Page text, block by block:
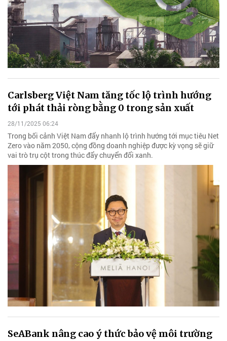
Carlsberg Việt Nam tăng tốc lộ trình hướng
tới phát thải ròng bằng 0 trong sản xuất
28/11/2025 06:24
Trong bối cảnh Việt Nam đẩy nhanh lộ trình hướng tới mục tiêu Net
Zero vào năm 2050, cộng đồng doanh nghiệp được kỳ vọng sẽ giữ
vai trò trụ cột trong thúc đẩy chuyển đổi xanh.
SeABank nâng cao ý thức bảo vệ môi trường